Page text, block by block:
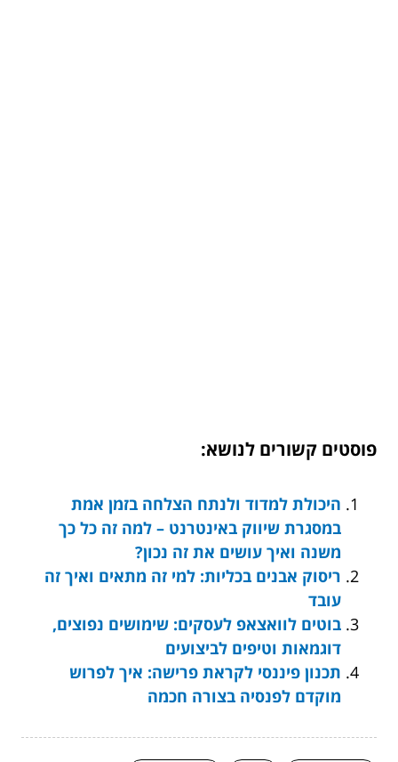
פוסטים קשורים לנושא:
היכולת למדוד ולנתח הצלחה בזמן אמת
במסגרת שיווק באינטרנט – למה זה כל כך
משנה ואיך עושים את זה נכון?
ריסוק אבנים בכליות: למי זה מתאים ואיך זה
עובד
בוטים לוואצאפ לעסקים: שימושים נפוצים,
דוגמאות וטיפים לביצועים
תכנון פיננסי לקראת פרישה: איך לפרוש
מוקדם לפנסיה בצורה חכמה